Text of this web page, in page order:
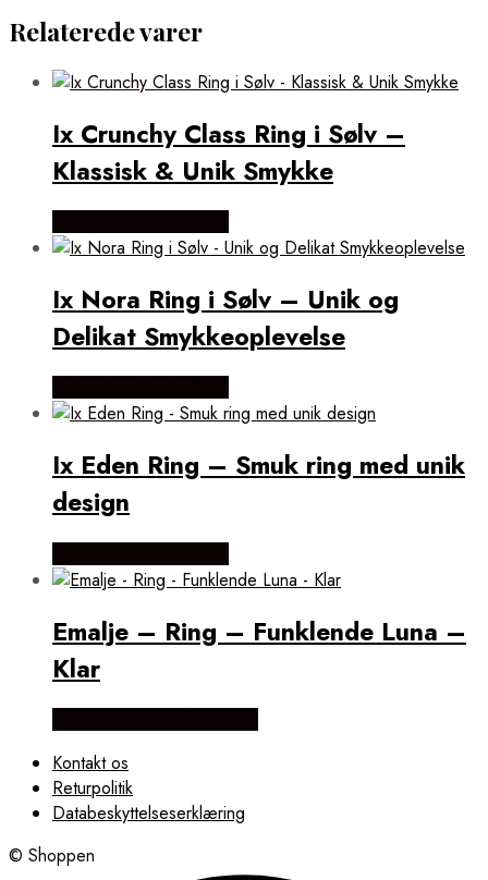
Relaterede varer
Ix Crunchy Class Ring i Sølv –
Klassisk & Unik Smykke
Ix Nora Ring i Sølv – Unik og
Delikat Smykkeoplevelse
Ix Eden Ring – Smuk ring med unik
design
Emalje – Ring – Funklende Luna –
Klar
Kontakt os
Returpolitik
Databeskyttelseserklæring
© Shoppen